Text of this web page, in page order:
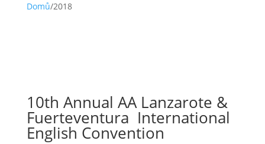
Domů/2018
10th Annual AA Lanzarote &
Fuerteventura International
English Convention